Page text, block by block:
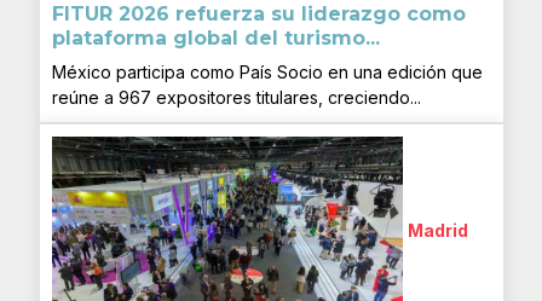
FITUR 2026 refuerza su liderazgo como
plataforma global del turismo...
México participa como País Socio en una edición que
reúne a 967 expositores titulares, creciendo...
Madrid